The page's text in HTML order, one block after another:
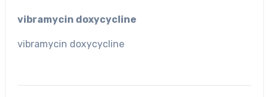
vibramycin doxycycline
vibramycin doxycycline